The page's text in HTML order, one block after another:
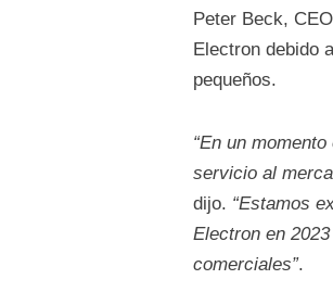
Peter Beck,
Electron debido
pequeños.
“En un
servicio al
dijo. “Estamos
Electron en
comerciales”.